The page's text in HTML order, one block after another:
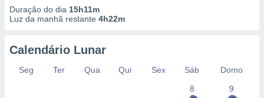
dados
Duração do dia 15h11m
Luz da manhã restante 4h22m
Calendário Lunar
Seg Ter Qua Qui Sex Sáb
Domo
8
9